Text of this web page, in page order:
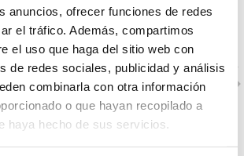
anuncios, ofrecer funciones de redes
el tráfico. Además, compartimos
el uso que haga del sitio web con
de redes sociales, publicidad y análisis
combinarla con otra información
o que hayan recopilado a
haya hecho de sus servicios.